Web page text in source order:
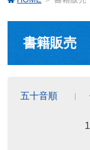
書籍販売
五十音順